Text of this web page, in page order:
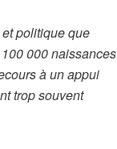
politique que
000 naissances
à un appui
trop souvent